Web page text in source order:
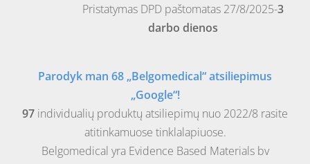
Pristatymas DPD paštomatas 27/8/2025-3
darbo dienos
Parodyk man 68 „Belgomedical“ atsiliepimus
„Google“!
97 individualių produktų atsiliepimų nuo 2022/8 rasite
atitinkamuose tinklalapiuose.
Belgomedical yra Evidence Based Materials bv